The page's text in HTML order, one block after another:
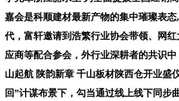
嘉会是科顺建材最新产物的集中璀璨表
代，富轩邀请到浩繁行业协会带领、网
应商等配合参会，外行业深耕者的共识
山起航 陕韵新章 千山板材陕西仓开业盛
回”计谋布景下，勾当通过线上线下同步